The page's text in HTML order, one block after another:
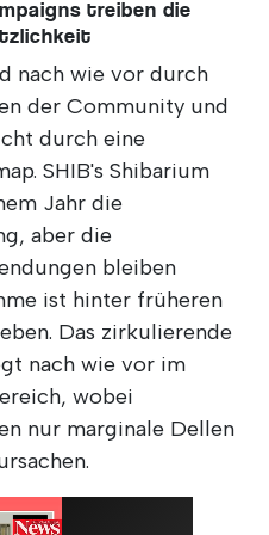
treiben die
nach wie vor durch
der Community und
durch eine
SHIB's Shibarium
Jahr die
aber die
bleiben
ist hinter früheren
Das zirkulierende
nach wie vor im
wobei
nur marginale Dellen